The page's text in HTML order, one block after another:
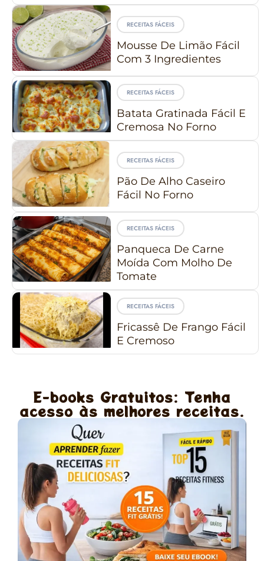
RECEITAS FÁCEIS
Mousse De Limão Fácil
Com 3 Ingredientes
RECEITAS FÁCEIS
Batata Gratinada Fácil E
Cremosa No Forno
RECEITAS FÁCEIS
Pão De Alho Caseiro
Fácil No Forno
RECEITAS FÁCEIS
Panqueca De Carne
Moída Com Molho De
Tomate
RECEITAS FÁCEIS
Fricassê De Frango Fácil
E Cremoso
E-books Gratuitos: Tenha
acesso às melhores receitas.